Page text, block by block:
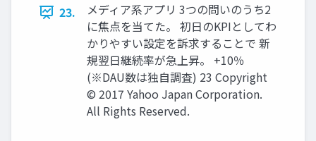
23.
メディア系アプリ 3つの問いのうち2
に焦点を当てた。 初⽇のKPIとしてわ
かりやすい設定を訴求することで 新
規翌⽇継続率が急上昇。 +10％
(※DAU数は独⾃調査) 23 Copyright
© 2017 Yahoo Japan Corporation.
All Rights Reserved.